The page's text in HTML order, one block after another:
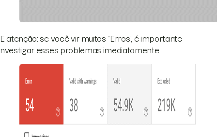
E atenção: se você vir muitos “Erros”, é importante
nvestigar esses problemas imediatamente.